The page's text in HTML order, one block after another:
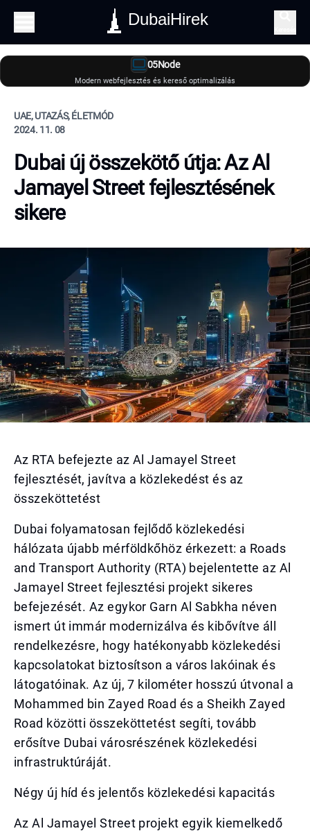
DubaiHirek
05Node
Modern webfejlesztés és kereső optimalizálás
UAE, UTAZÁS, ÉLETMÓD
2024. 11. 08
Dubai új összekötő útja: Az Al
Jamayel Street fejlesztésének
sikere
Az RTA befejezte az Al Jamayel Street
fejlesztését, javítva a közlekedést és az
összeköttetést
Dubai folyamatosan fejlődő közlekedési
hálózata újabb mérföldkőhöz érkezett: a Roads
and Transport Authority (RTA) bejelentette az Al
Jamayel Street fejlesztési projekt sikeres
befejezését. Az egykor Garn Al Sabkha néven
ismert út immár modernizálva és kibővítve áll
rendelkezésre, hogy hatékonyabb közlekedési
kapcsolatokat biztosítson a város lakóinak és
látogatóinak. Az új, 7 kilométer hosszú útvonal a
Mohammed bin Zayed Road és a Sheikh Zayed
Road közötti összeköttetést segíti, tovább
erősítve Dubai városrészének közlekedési
infrastruktúráját.
Négy új híd és jelentős közlekedési kapacitás
Az Al Jamayel Street projekt egyik kiemelkedő